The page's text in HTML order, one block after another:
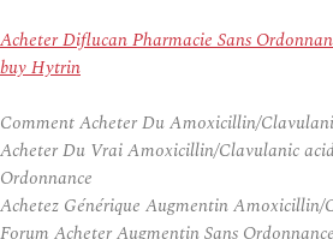
Acheter Diflucan Pharmacie Sans
buy Hytrin
Comment Acheter Du Amoxicillin/
Acheter Du Vrai Amoxicillin/Clavulanic
Ordonnance
Achetez Générique Augmentin